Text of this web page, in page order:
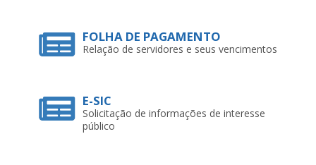
FOLHA DE PAGAMENTO
Relação de servidores e seus vencimentos
E-SIC
Solicitação de informações de interesse
público